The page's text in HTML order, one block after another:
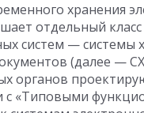
хранения
отдельный класс
систем — системы
(далее —
органов
с «Типовыми